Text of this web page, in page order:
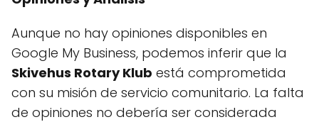
Aunque no hay opiniones disponibles en
Google My Business, podemos inferir que la
Skivehus Rotary Klub está comprometida
con su misión de servicio comunitario. La falta
de opiniones no debería ser considerada